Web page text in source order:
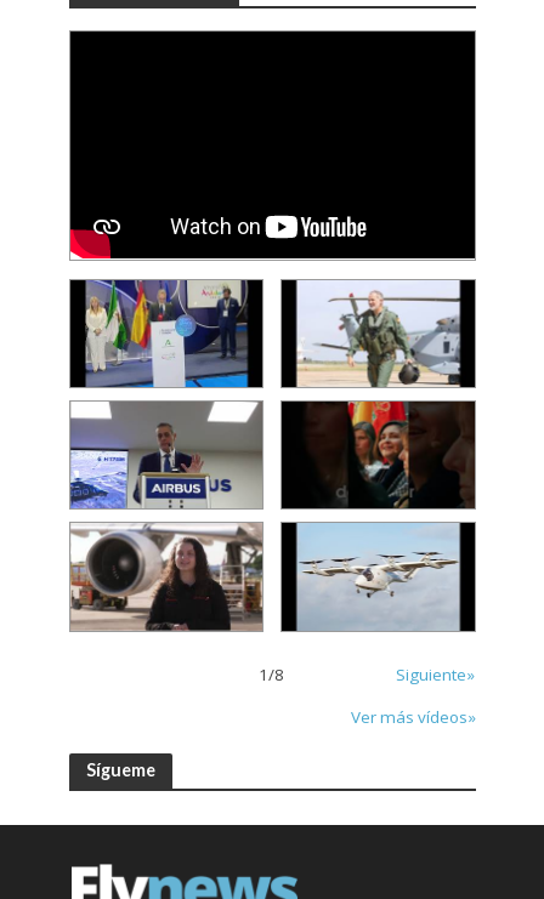
1/8
Siguiente»
Ver más vídeos»
Sígueme